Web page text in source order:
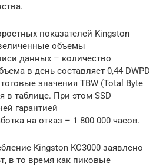
показателей Kingston
объемы
данных – количество
в день составляет 0,44 DWPD
значения TBW (Total Byte
в таблице. При этом SSD
гарантией
на отказ – 1 800 000 часов.
Kingston KC3000 заявлено
в то время как пиковые